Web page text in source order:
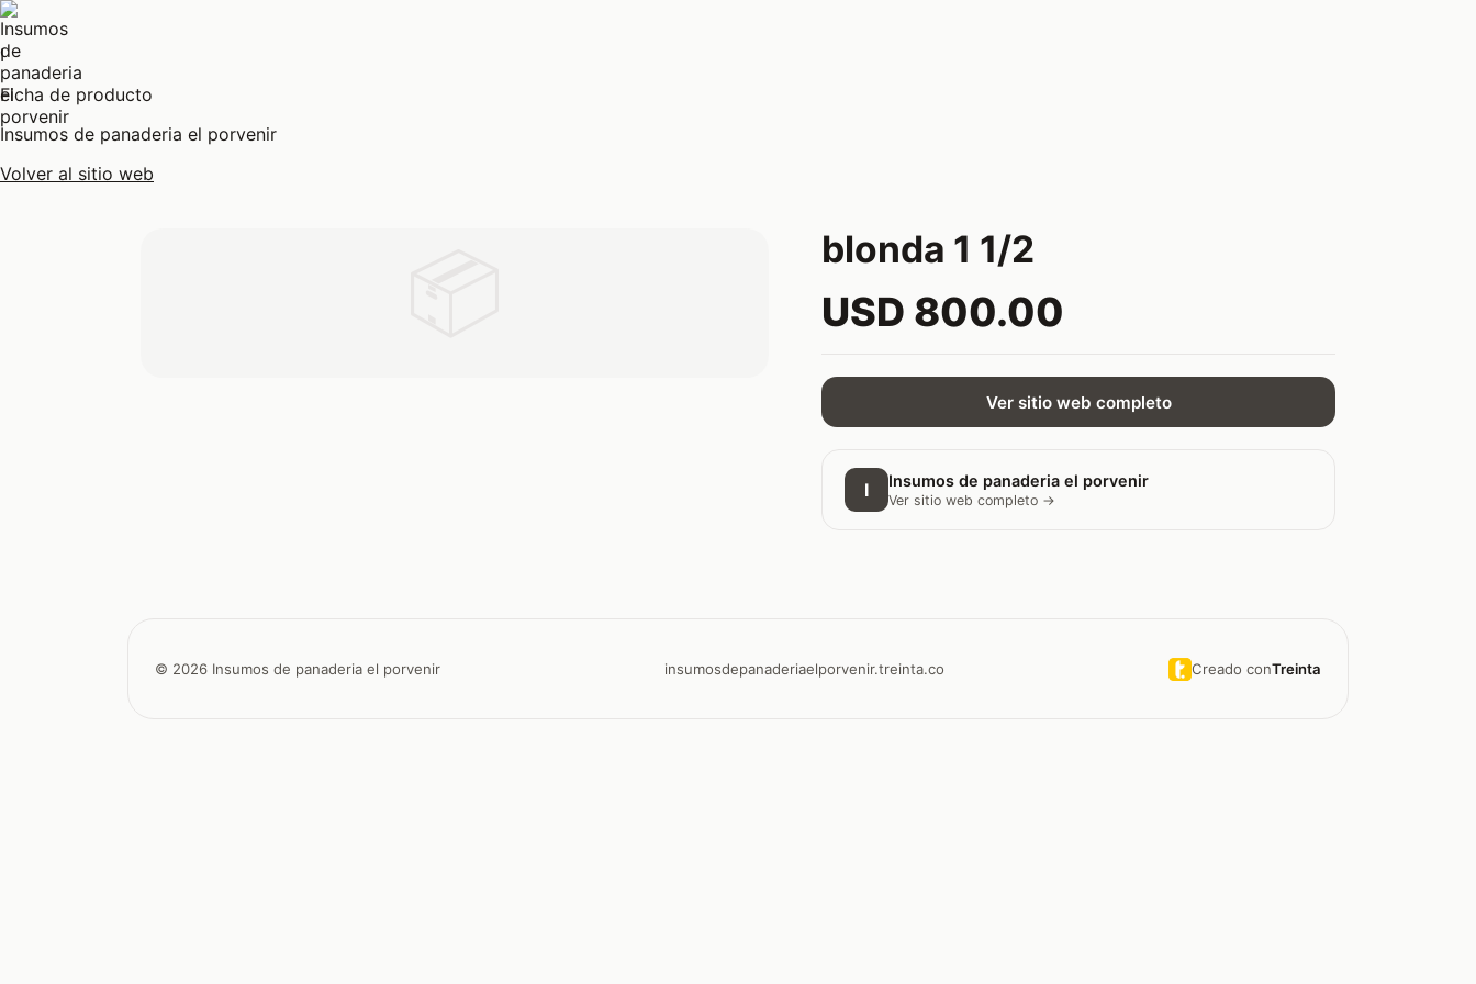
I
Ficha de producto
Insumos de panaderia el porvenir
Volver al sitio web
blonda 1 1/2
USD 800.00
Ver sitio web completo
I Insumos de panaderia el porvenir
Ver sitio web completo →
© 2026 Insumos de panaderia el porvenir insumosdepanaderiaelporvenir.treinta.co Creado conTreinta